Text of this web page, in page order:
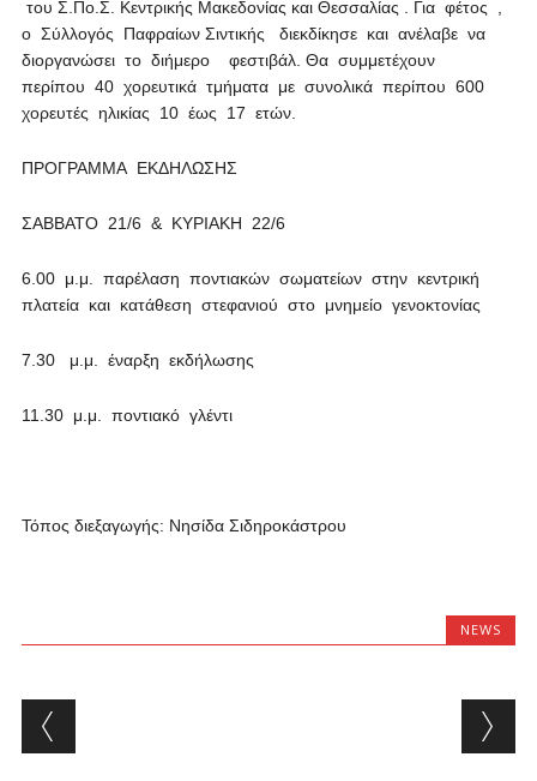
του Σ.Πο.Σ. Κεντρικής Μακεδονίας και Θεσσαλίας . Για φέτος ,
ο Σύλλογός Παφραίων Σιντικής διεκδίκησε και ανέλαβε να
διοργανώσει το διήμερο φεστιβάλ. Θα συμμετέχουν
περίπου 40 χορευτικά τμήματα με συνολικά περίπου 600
χορευτές ηλικίας 10 έως 17 ετών.
ΠΡΟΓΡΑΜΜΑ ΕΚΔΗΛΩΣΗΣ
ΣΑΒΒΑΤΟ 21/6 & ΚΥΡΙΑΚΗ 22/6
6.00 μ.μ. παρέλαση ποντιακών σωματείων στην κεντρική
πλατεία και κατάθεση στεφανιού στο μνημείο γενοκτονίας
7.30 μ.μ. έναρξη εκδήλωσης
11.30 μ.μ. ποντιακό γλέντι
Τόπος διεξαγωγής: Νησίδα Σιδηροκάστρου
NEWS
Post navigation